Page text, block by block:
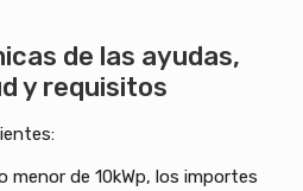
de las ayudas,
y requisitos
menor de 10kWp, los importes